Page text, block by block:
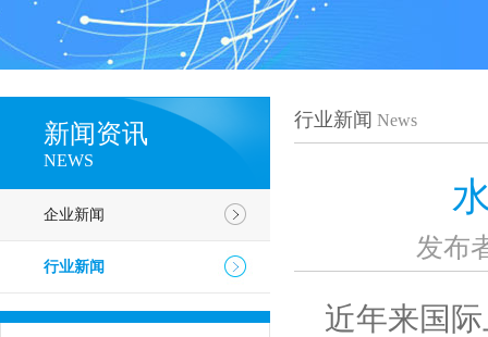
新闻资讯
NEWS
企业新闻
行业新闻
行业新闻 News
发布
近年来国际